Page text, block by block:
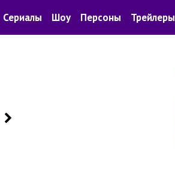
Сериалы Шоу Персоны Трейлеры